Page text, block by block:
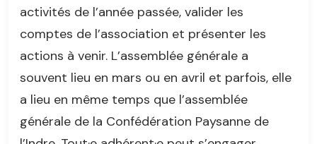
activités de l’année passée, valider les
comptes de l’association et présenter les
actions à venir. L’assemblée générale a
souvent lieu en mars ou en avril et parfois, elle
a lieu en même temps que l’assemblée
générale de la Confédération Paysanne de